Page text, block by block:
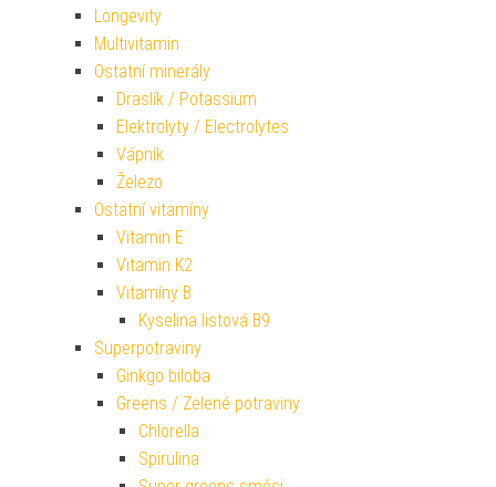
Longevity
Multivitamin
Ostatní minerály
Draslík / Potassium
Elektrolyty / Electrolytes
Vápník
Železo
Ostatní vitamíny
Vitamin E
Vitamin K2
Vitamíny B
Kyselina listová B9
Superpotraviny
Ginkgo biloba
Greens / Zelené potraviny
Chlorella
Spirulina